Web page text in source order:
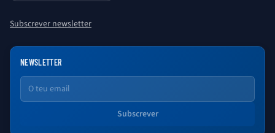
Subscrever newsletter
NEWSLETTER
Email
Subscrever